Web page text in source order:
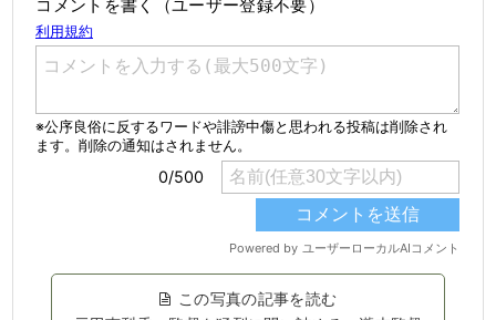
コメントを書く（ユーザー登録不要）
この写真の記事を読む